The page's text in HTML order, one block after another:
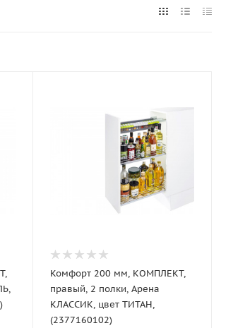
Комфорт 200 мм, КОМПЛЕКТ,
правый, 2 полки, Арена
КЛАССИК, цвет ТИТАН,
(2377160102)